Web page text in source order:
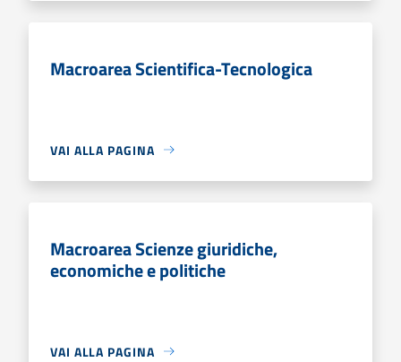
Macroarea Scientifica-Tecnologica
VAI ALLA PAGINA
Macroarea Scienze giuridiche,
economiche e politiche
VAI ALLA PAGINA